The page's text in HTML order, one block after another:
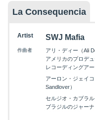
La Consequencia
Artist SWJ Mafia
作曲者
アリ・ディー（Ali
アメリカのプロデ
レコーディングアー
アーロン・ジェイ
Sandlover）
セルジオ・カブラル
ブラジルのジャー